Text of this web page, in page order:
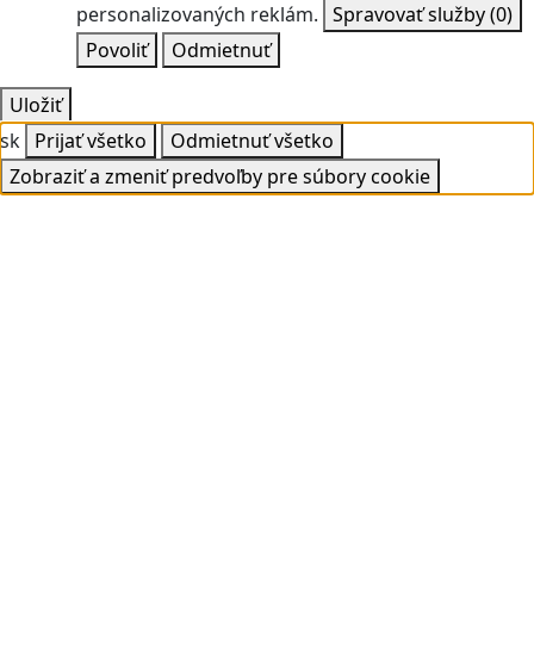
personalizovaných reklám. Spravovať služby(0)
Povoliť
Odmietnuť
Uložiť
sk Prijať všetko
Odmietnuť všetko
Zobraziť a zmeniť predvoľby pre súbory cookie